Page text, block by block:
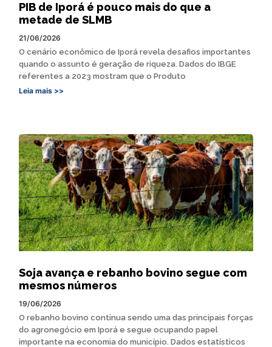
PIB de Iporá é pouco mais do que a
metade de SLMB
21/06/2026
O cenário econômico de Iporá revela desafios importantes
quando o assunto é geração de riqueza. Dados do IBGE
referentes a 2023 mostram que o Produto
Leia mais >>
Soja avança e rebanho bovino segue com
mesmos números
19/06/2026
O rebanho bovino continua sendo uma das principais forças
do agronegócio em Iporá e segue ocupando papel
importante na economia do município. Dados estatísticos